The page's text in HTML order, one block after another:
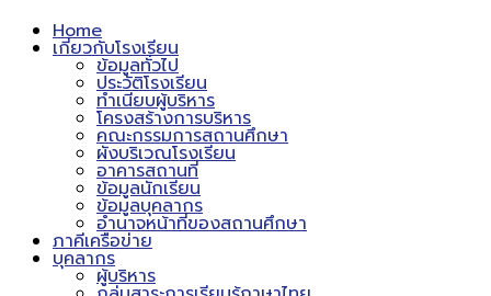
Home
เกี่ยวกับโรงเรียน
ข้อมูลทั่วไป
ประวัติโรงเรียน
ทำเนียบผู้บริหาร
โครงสร้างการบริหาร
คณะกรรมการสถานศึกษา
ผังบริเวณโรงเรียน
อาคารสถานที่
ข้อมูลนักเรียน
ข้อมูลบุคลากร
อำนาจหน้าที่ของสถานศึกษา
ภาคีเครือข่าย
บุคลากร
ผู้บริหาร